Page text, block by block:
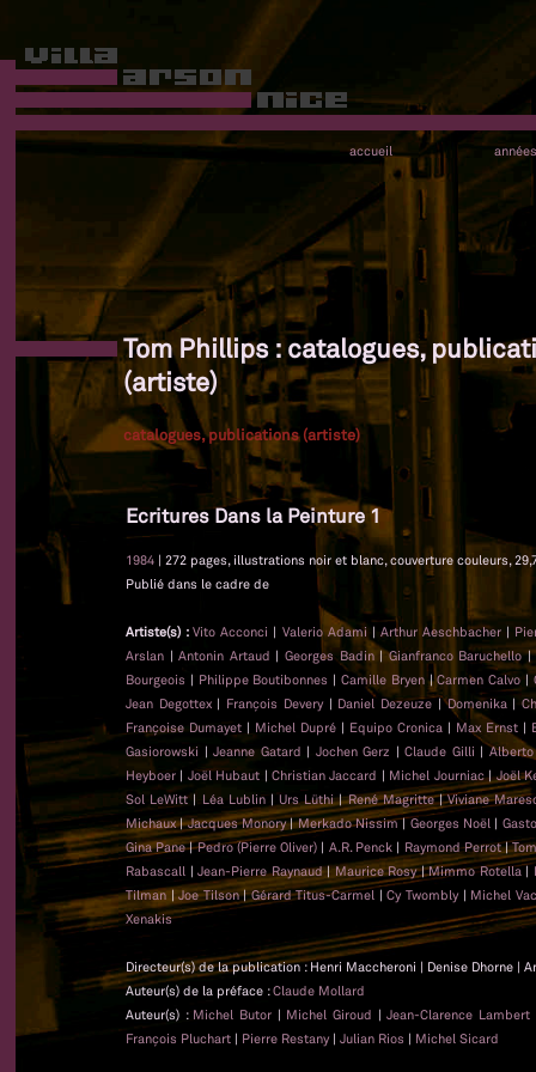
accueil années
Tom Phillips : catalogues,
(artiste)
catalogues, publications (artiste)
Ecritures Dans la Peinture 1
1984 | 272 pages, illustrations noir et blanc, couverture couleurs,
Publié dans le cadre de
Artiste(s) :Vito Acconci | Valerio Adami| Arthur Aeschbacher|
Arslan |Antonin Artaud | Georges Badin|Gianfranco Baruchello|
Bourgeois | Philippe Boutibonnes | Camille Bryen|Carmen Calvo |
Jean Degottex| François Devery| Daniel Dezeuze|Domenika |
Françoise Dumayet | Michel Dupré | Equipo Cronica | Max Ernst |
Gasiorowski |Jeanne Gatard | Jochen Gerz |Claude Gilli |Alberto
Heyboer | Joël Hubaut |Christian Jaccard | Michel Journiac|Joël
Sol LeWitt| Léa Lublin| Urs Lüthi|René Magritte|Viviane
Michaux|Jacques Monory|Merkado Nissim|Georges Noël |
Gina Pane|Pedro (Pierre Oliver) | A.R. Penck | Raymond Perrot|
Rabascall |Jean-Pierre Raynaud|Maurice Rosy|Mimmo Rotella|
Tilman|Joe Tilson|Gérard Titus-Carmel |Cy Twombly| Michel
Xenakis
Directeur(s) de la publication : Henri Maccheroni | Denise Dhorne |
Auteur(s) de la préface :Claude Mollard
Auteur(s) : Michel Butor | Michel Giroud |Jean-Clarence Lambert
François Pluchart | Pierre Restany | Julian Rios | Michel Sicard